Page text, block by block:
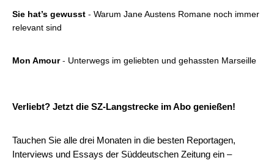
Sie hat’s gewusst - Warum Jane Austens Romane noch immer
relevant sind
Mon Amour- Unterwegs im geliebten und gehassten Marseille
Verliebt? Jetzt die SZ-Langstrecke im Abo genießen!
Tauchen Sie alle drei Monaten in die besten Reportagen,
Interviews und Essays der Süddeutschen Zeitung ein –